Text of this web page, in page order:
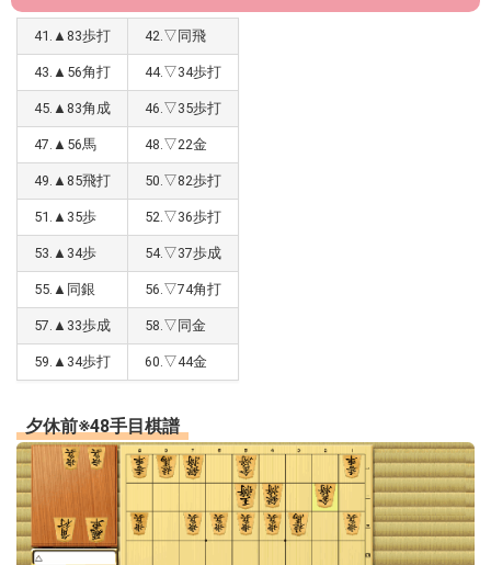
41.▲83歩打 42.▽同飛
43.▲56角打 44.▽34歩打
45.▲83角成 46.▽35歩打
47.▲56馬 48.▽22金
49.▲85飛打 50.▽82歩打
51.▲35歩 52.▽36歩打
53.▲34歩 54.▽37歩成
55.▲同銀 56.▽74角打
57.▲33歩成 58.▽同金
59.▲34歩打 60.▽44金
夕休前※48手目棋譜